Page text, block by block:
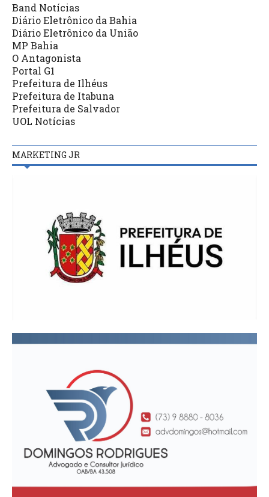
Band Notícias
Diário Eletrônico da Bahia
Diário Eletrônico da União
MP Bahia
O Antagonista
Portal G1
Prefeitura de Ilhéus
Prefeitura de Itabuna
Prefeitura de Salvador
UOL Notícias
MARKETING JR